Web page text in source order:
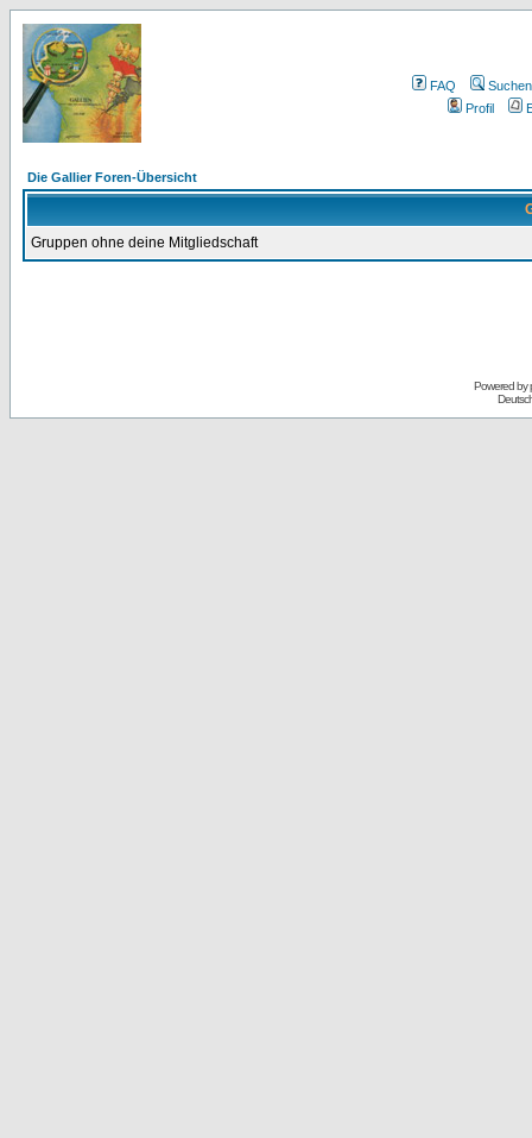
FAQ
Suchen
Profil
Die Gallier Foren-Übersicht
Gruppen ohne deine Mitgliedschaft
Powered by